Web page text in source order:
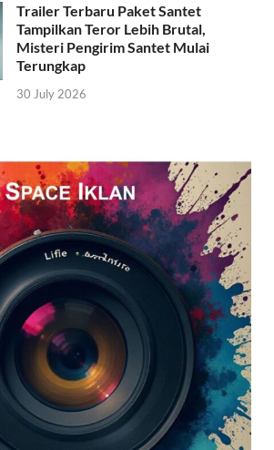
Trailer Terbaru Paket Santet
Tampilkan Teror Lebih Brutal,
Misteri Pengirim Santet Mulai
Terungkap
30 July 2026